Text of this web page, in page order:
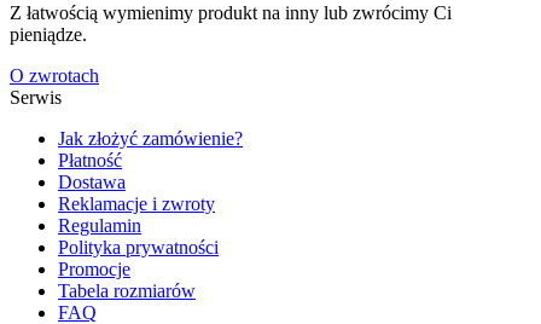
Z łatwością wymienimy produkt na inny lub zwrócimy Ci
pieniądze.
O zwrotach
Serwis
Jak złożyć zamówienie?
Płatność
Dostawa
Reklamacje i zwroty
Regulamin
Polityka prywatności
Promocje
Tabela rozmiarów
FAQ